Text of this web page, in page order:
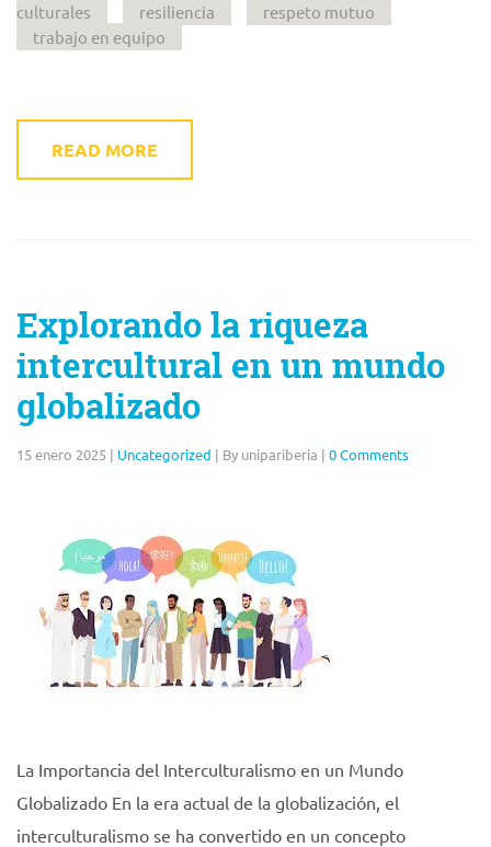
culturales
resiliencia
respeto mutuo
trabajo en equipo
READ MORE
Explorando la riqueza
intercultural en un mundo
globalizado
15 enero 2025 | Uncategorized | By unipariberia | 0 Comments
La Importancia del Interculturalismo en un Mundo
Globalizado En la era actual de la globalización, el
interculturalismo se ha convertido en un concepto